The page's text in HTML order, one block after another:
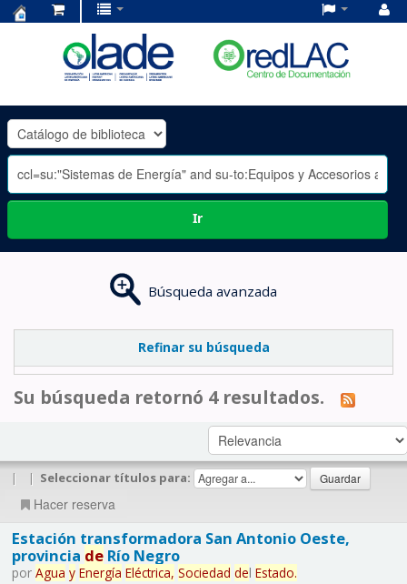
OLADE
-
Ir
Búsqueda avanzada
Refinar su búsqueda
Su búsqueda retornó 4 resultados.
| | Seleccionar títulos para:
Hacer reserva
Estación transformadora San Antonio Oeste,
provincia deRío Negro
por Agua y Energía Eléctrica, Sociedad del Estado.